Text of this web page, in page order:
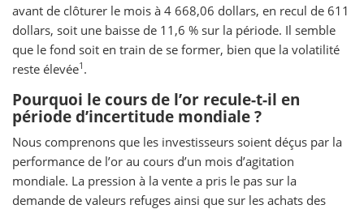
avant de clôturer le mois à 4 668,06 dollars, en recul de 611
dollars, soit une baisse de 11,6 % sur la période. Il semble
que le fond soit en train de se former, bien que la volatilité
reste élevée1 .
Pourquoi le cours de l’or recule-t-il en
période d’incertitude mondiale ?
Nous comprenons que les investisseurs soient déçus par la
performance de l’or au cours d’un mois d’agitation
mondiale. La pression à la vente a pris le pas sur la
demande de valeurs refuges ainsi que sur les achats des